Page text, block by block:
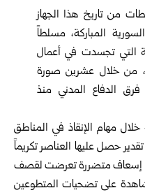
من تاريخ هذا الجهاز
المباركة، مسلطاً
التي تجسدت في أعمال
من خلال عشرين صورة
الدفاع المدني منذ
مهام الإنقاذ في المناطق
حصل عليها العناصر تكريماً
إسعاف متضررة تعرضت لقصف
شاهدة على تضحيات المتطوعين